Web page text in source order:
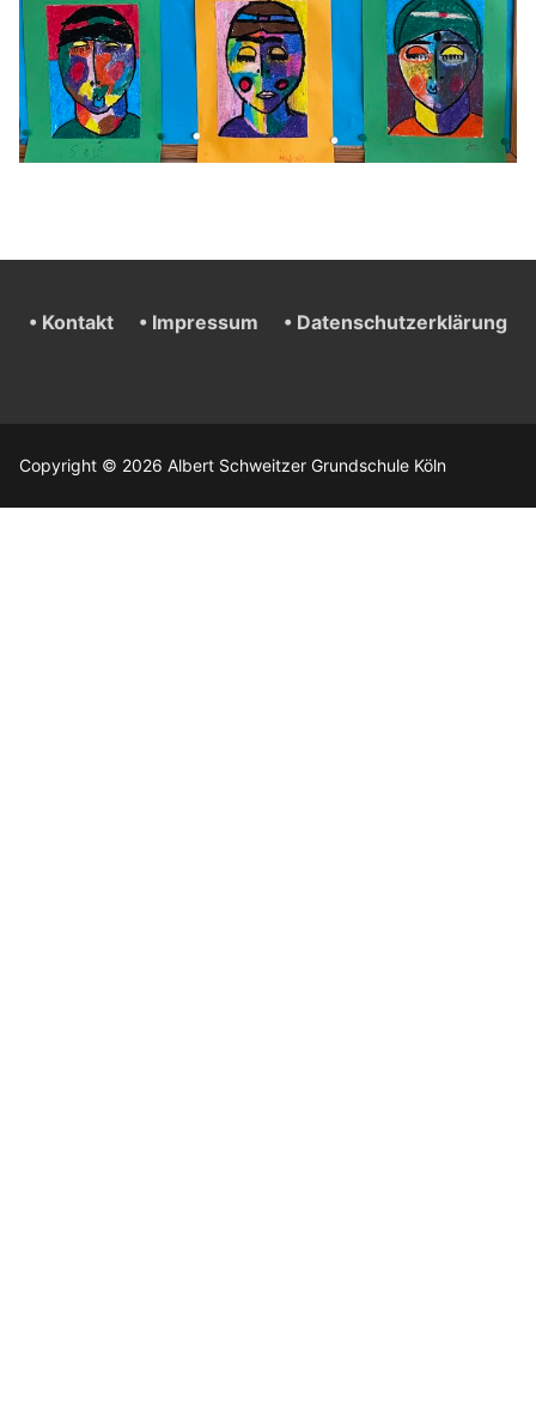
• Kontakt • Impressum • Datenschutzerklärung
Copyright © 2026 Albert Schweitzer Grundschule Köln